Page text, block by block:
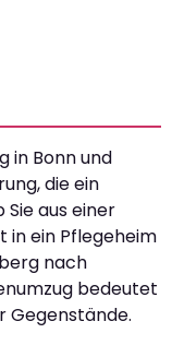
in Bonn und
die ein
aus einer
in ein Pflegeheim
nach
bedeutet
Gegenstände.